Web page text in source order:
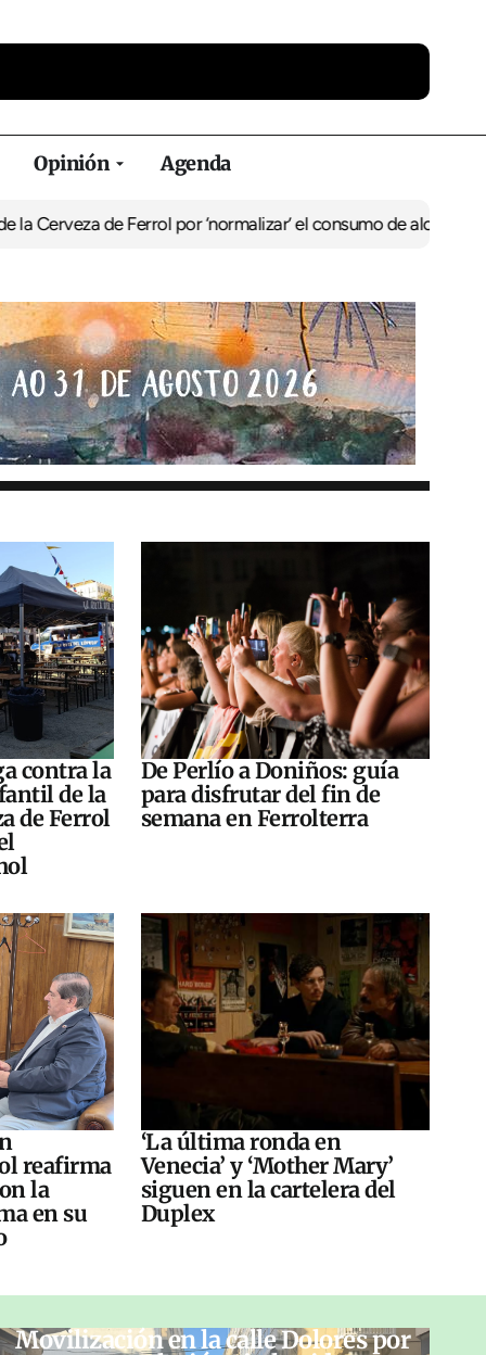
Opinión Agenda
de Ferrol por ‘normalizar’ el consumo de alcohol De Perlío a
contra la
de la
de Ferrol
De Perlío a Doniños: guía
para disfrutar del fin de
semana en Ferrolterra
reafirma
la
en su
‘La última ronda en
Venecia’ y ‘Mother Mary’
siguen en la cartelera del
Duplex
Movilización en la calle Dolores por